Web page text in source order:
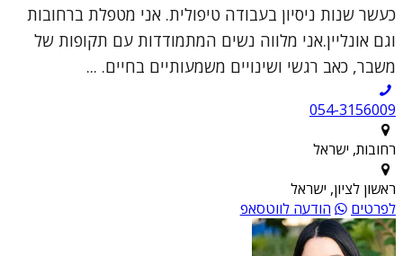
כעשר שנות ניסיון בעבודה טיפולית. אני מטפלת ברחובות
וגם אונליין.אני מלווה נשים המתמודדות עם תקופות של
משבר, כאב רגשי ושינויים משמעותיים בחיים. ...
054-3156009
רחובות, ישראל
ראשון לציון, ישראל
לפרטים
הודעה לווטסאפ